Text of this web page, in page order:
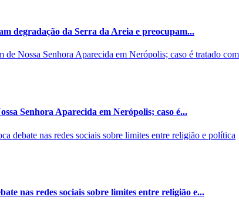
degradação da Serra da Areia e preocupam...
Senhora Aparecida em Nerópolis; caso é...
nas redes sociais sobre limites entre religião e...